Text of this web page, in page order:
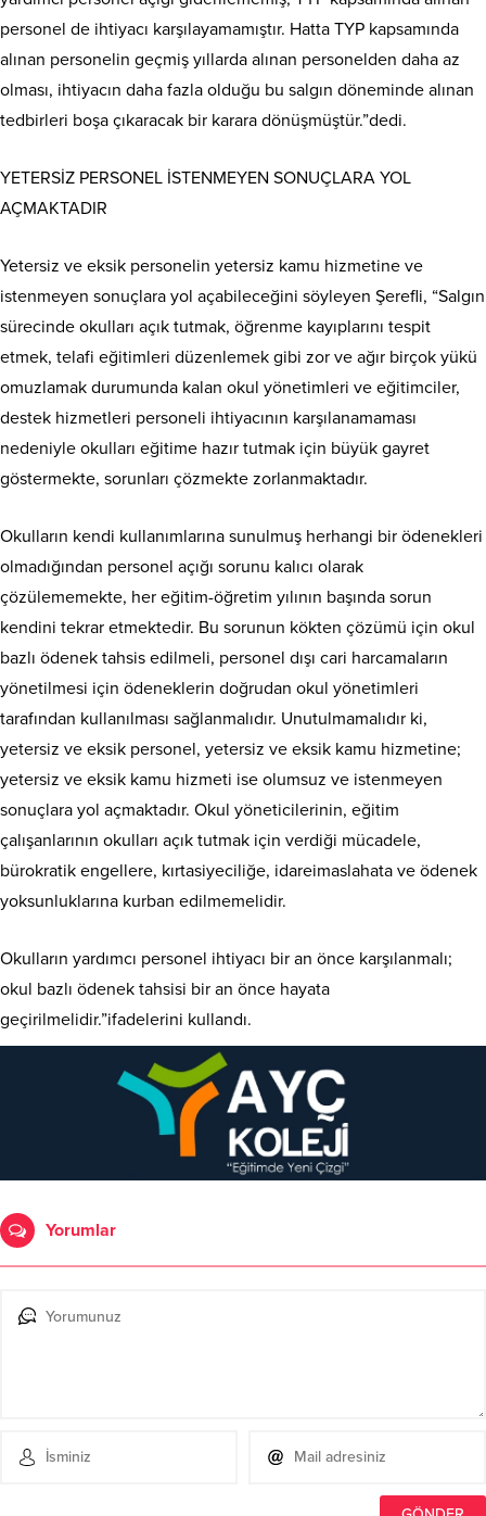
personel de ihtiyacı karşılayamamıştır. Hatta TYP kapsamında
alınan personelin geçmiş yıllarda alınan personelden daha az
olması, ihtiyacın daha fazla olduğu bu salgın döneminde alınan
tedbirleri boşa çıkaracak bir karara dönüşmüştür.”dedi.
YETERSİZ PERSONEL İSTENMEYEN SONUÇLARA YOL
AÇMAKTADIR
Yetersiz ve eksik personelin yetersiz kamu hizmetine ve
istenmeyen sonuçlara yol açabileceğini söyleyen Şerefli, “Salgın
sürecinde okulları açık tutmak, öğrenme kayıplarını tespit
etmek, telafi eğitimleri düzenlemek gibi zor ve ağır birçok yükü
omuzlamak durumunda kalan okul yönetimleri ve eğitimciler,
destek hizmetleri personeli ihtiyacının karşılanamaması
nedeniyle okulları eğitime hazır tutmak için büyük gayret
göstermekte, sorunları çözmekte zorlanmaktadır.
Okulların kendi kullanımlarına sunulmuş herhangi bir ödenekleri
olmadığından personel açığı sorunu kalıcı olarak
çözülememekte, her eğitim-öğretim yılının başında sorun
kendini tekrar etmektedir. Bu sorunun kökten çözümü için okul
bazlı ödenek tahsis edilmeli, personel dışı cari harcamaların
yönetilmesi için ödeneklerin doğrudan okul yönetimleri
tarafından kullanılması sağlanmalıdır. Unutulmamalıdır ki,
yetersiz ve eksik personel, yetersiz ve eksik kamu hizmetine;
yetersiz ve eksik kamu hizmeti ise olumsuz ve istenmeyen
sonuçlara yol açmaktadır. Okul yöneticilerinin, eğitim
çalışanlarının okulları açık tutmak için verdiği mücadele,
bürokratik engellere, kırtasiyeciliğe, idareimaslahata ve ödenek
yoksunluklarına kurban edilmemelidir.
Okulların yardımcı personel ihtiyacı bir an önce karşılanmalı;
okul bazlı ödenek tahsisi bir an önce hayata
geçirilmelidir.”ifadelerini kullandı.
Yorumlar